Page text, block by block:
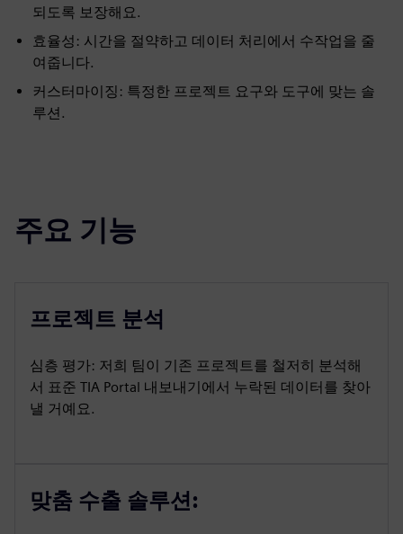
되도록 보장해요.
효율성: 시간을 절약하고 데이터 처리에서 수작업을 줄
여줍니다.
커스터마이징: 특정한 프로젝트 요구와 도구에 맞는 솔
루션.
주요 기능
프로젝트 분석
심층 평가: 저희 팀이 기존 프로젝트를 철저히 분석해
서 표준 TIA Portal 내보내기에서 누락된 데이터를 찾아
낼 거예요.
맞춤 수출 솔루션: